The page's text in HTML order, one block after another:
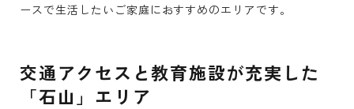
ースで生活したいご家庭におすすめのエリアです。
交通アクセスと教育施設が充実した
「石山」エリア